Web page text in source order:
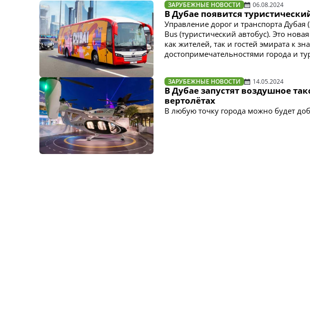
ЗАРУБЕЖНЫЕ НОВОСТИ 06.08.2024
В Дубае появится
Управление дорог и транспорта Дубая
Bus (туристический автобус). Это
как жителей, так и гостей эмирата к
достопримечательностями города и
ЗАРУБЕЖНЫЕ НОВОСТИ 14.05.2024
В Дубае запустят воздушное
вертолётах
В любую точку города можно будет